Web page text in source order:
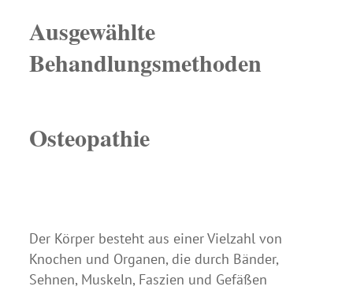
Ausgewählte
Behandlungsmethoden
Osteopathie
Der Körper besteht aus einer Vielzahl von
Knochen und Organen, die durch Bänder,
Sehnen, Muskeln, Faszien und Gefäßen